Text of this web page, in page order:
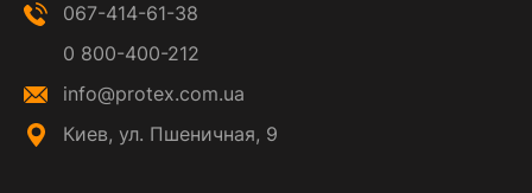
067-414-61-38
0 800-400-212
info@protex.com.ua
Киев, ул. Пшеничная, 9